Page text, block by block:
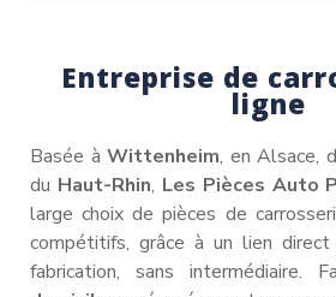
Entreprise de
ligne
Basée àWittenheim, en Alsace,
du Haut-Rhin, Les Pièces Auto
large choix de pièces de
compétitifs, grâce à un lien
fabrication, sans intermédiaire.